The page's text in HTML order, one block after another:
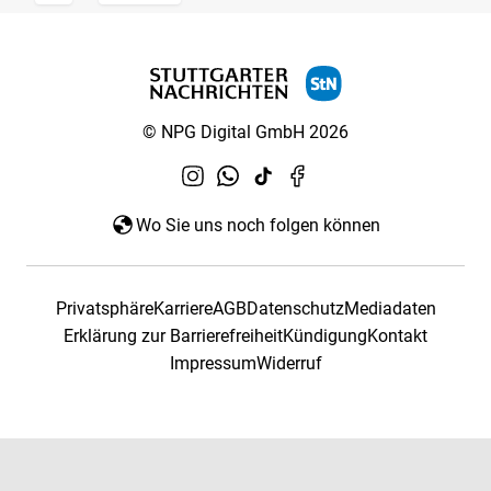
© NPG Digital GmbH 2026
Wo Sie uns noch folgen können
PrivatsphäreKarriereAGBDatenschutzMediadaten
Erklärung zur BarrierefreiheitKündigungKontakt
ImpressumWiderruf